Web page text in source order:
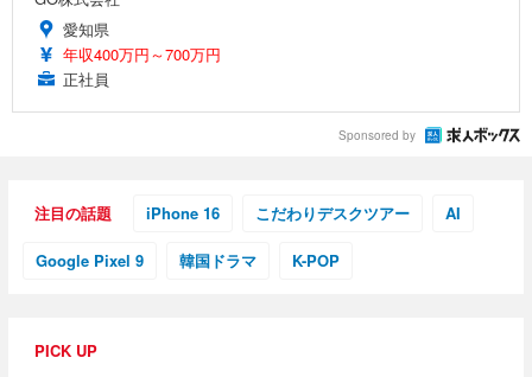
愛知県
年収400万円～700万円
正社員
Sponsored by
注目の話題 iPhone 16 こだわりデスクツアー AI
Google Pixel 9 韓国ドラマ K-POP
PICK UP